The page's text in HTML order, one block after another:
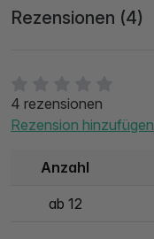
4 rezensionen
Rezension hinzufügen
Anzahl
ab 12
Rezensionen (4)